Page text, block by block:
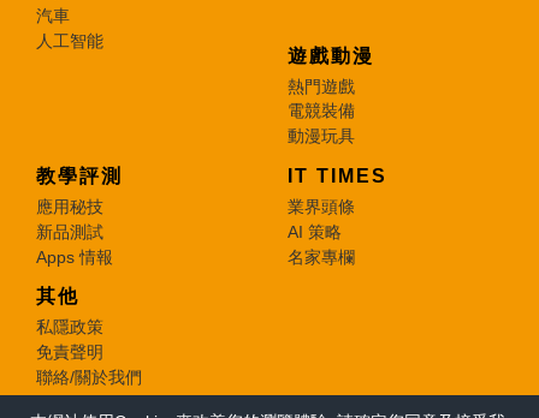
汽車
人工智能
遊戲動漫
熱門遊戲
電競裝備
動漫玩具
教學評測
應用秘技
新品測試
Apps 情報
IT TIMES
業界頭條
AI 策略
名家專欄
其他
私隱政策
免責聲明
聯絡/關於我們